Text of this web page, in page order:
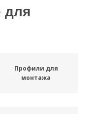
для
Профили для
монтажа